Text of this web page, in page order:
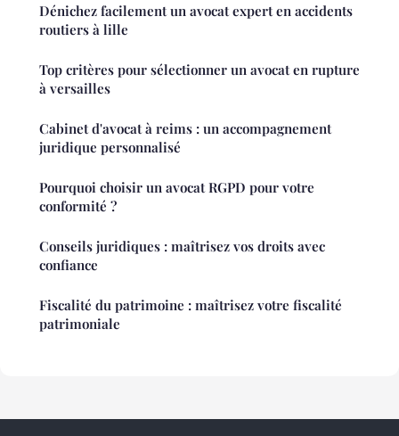
Dénichez facilement un avocat expert en accidents
routiers à lille
Top critères pour sélectionner un avocat en rupture
à versailles
Cabinet d'avocat à reims : un accompagnement
juridique personnalisé
Pourquoi choisir un avocat RGPD pour votre
conformité ?
Conseils juridiques : maîtrisez vos droits avec
confiance
Fiscalité du patrimoine : maîtrisez votre fiscalité
patrimoniale